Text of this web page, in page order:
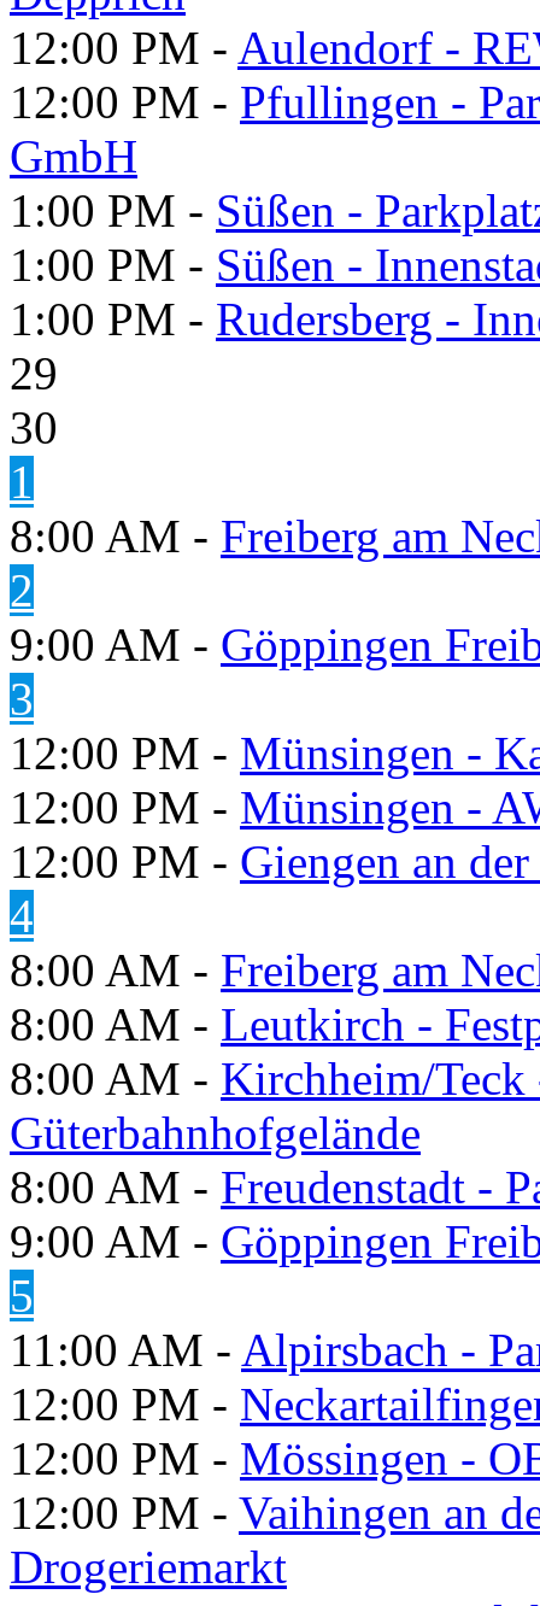
12:00 PM - Aulendorf -
12:00 PM - Pfullingen -
GmbH
1:00 PM - Süßen -
1:00 PM - Süßen -
1:00 PM - Rudersberg -
29
30
1
8:00 AM - Freiberg am
2
9:00 AM - Göppingen
3
12:00 PM - Münsingen -
12:00 PM - Münsingen -
12:00 PM - Giengen an
4
8:00 AM - Freiberg am
8:00 AM - Leutkirch -
8:00 AM - Kirchheim/Teck
Güterbahnhofgelände
8:00 AM - Freudenstadt -
9:00 AM - Göppingen
5
11:00 AM - Alpirsbach -
12:00 PM -
12:00 PM - Mössingen -
12:00 PM - Vaihingen an
Drogeriemarkt